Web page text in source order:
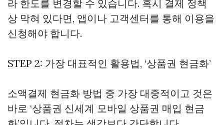
라 한도를 변경할 수 있습니다. 혹시 결제 정책
상 막혀 있다면, 앱이나 고객센터를 통해 이용을
신청해야 합니다.
STEP 2: 가장 대표적인 활용법, ‘상품권 현금화’
소액결제 현금화 방법 중 가장 대중적이고 것은
바로 ‘상품권 신세계 모바일 상품권 매입 현금